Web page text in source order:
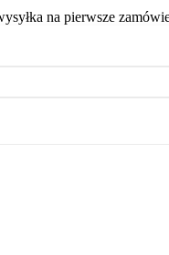
na pierwsze